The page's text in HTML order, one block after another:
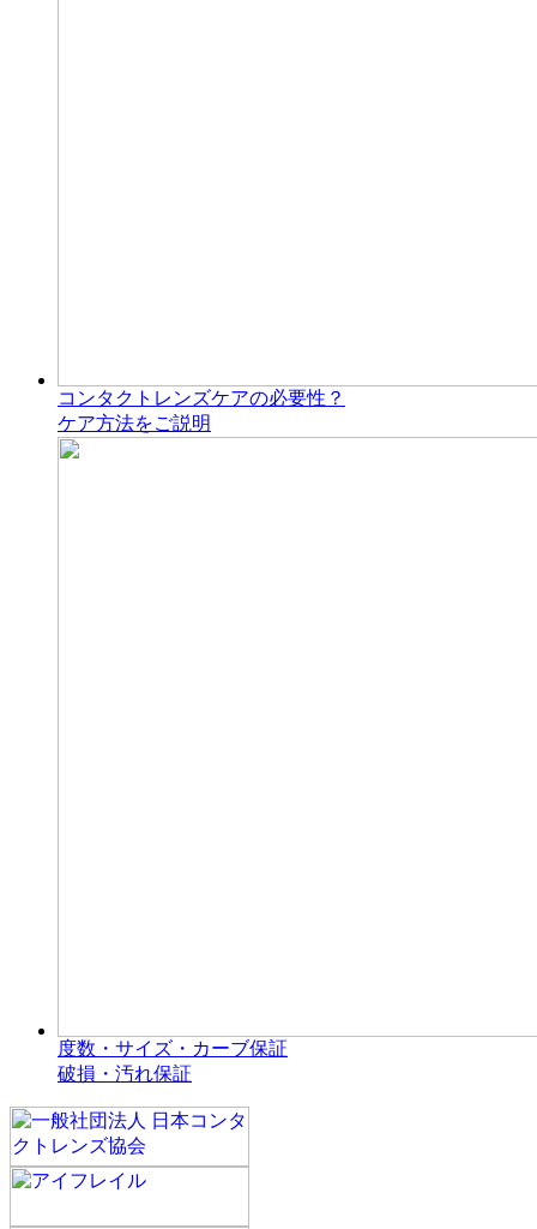
コンタクトレンズケアの必要性？
ケア方法をご説明
度数・サイズ・カーブ保証
破損・汚れ保証